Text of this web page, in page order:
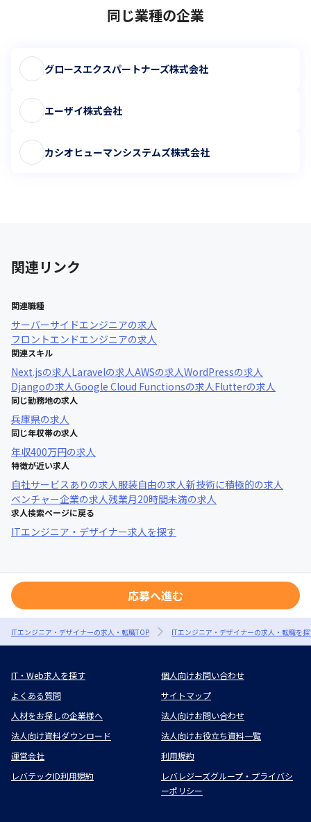
同じ業種の企業
グロースエクスパートナーズ株式会社
エーザイ株式会社
カシオヒューマンシステムズ株式会社
関連リンク
関連職種
サーバーサイドエンジニアの求人
フロントエンドエンジニアの求人
関連スキル
Next.jsの求人Laravelの求人AWSの求人WordPressの求人
Djangoの求人Google Cloud Functionsの求人Flutterの求人
同じ勤務地の求人
兵庫県の求人
同じ年収帯の求人
年収400万円の求人
特徴が近い求人
自社サービスあり の求人服装自由の求人新技術に積極的の求人
ベンチャー企業の求人残業月20時間未満の求人
求人検索ページに戻る
ITエンジニア・デザイナー求人を探す
応募へ進む
ITエンジニア・デザイナーの求人・転職TOP ITエンジニア・デザイナーの求人・転職を
IT・Web求人を探す
個人向けお問い合わせ
よくある質問
サイトマップ
人材をお探しの企業様へ
法人向けお問い合わせ
法人向け資料ダウンロード
法人向けお役立ち資料一覧
運営会社
利用規約
レバテックID利用規約
レバレジーズグループ・プライバシ
ーポリシー